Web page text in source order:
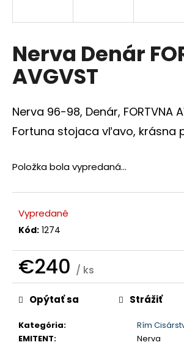
Nerva Denár
AVGVST
Nerva 96-98, Denár, FORTVNA
Fortuna stojaca vľavo, krásna
Položka bola vypredaná…
Vypredané
Kód: 1274
€240 / ks
Jednotková
cena:
Kategória:
Rím
EMITENT:
Nerva
Opýtať sa Strážiť
s
ť
?
d
p
r
ú
č
a
m
e